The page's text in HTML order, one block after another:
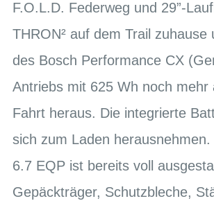
F.O.L.D. Federweg und 29”-
THRON² auf dem Trail zuhause
des Bosch Performance CX
Antriebs mit 625 Wh noch mehr
Fahrt heraus. Die integrierte
sich zum Laden herausnehmen.
6.7 EQP ist bereits voll
Gepäckträger, Schutzbleche,